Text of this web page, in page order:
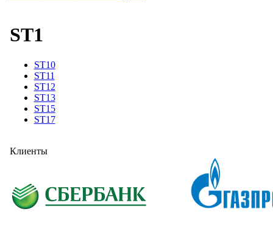
ST1
ST10
ST11
ST12
ST13
ST15
ST17
Клиенты